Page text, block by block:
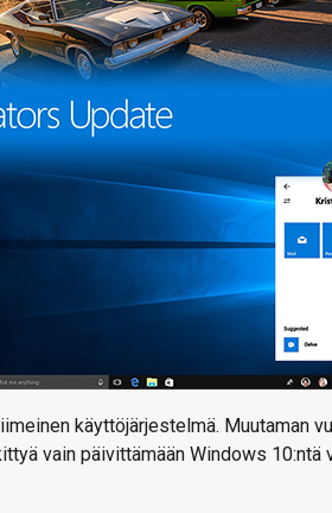
käyttöjärjestelmä. Muutaman
vain päivittämään Windows 10:ntä